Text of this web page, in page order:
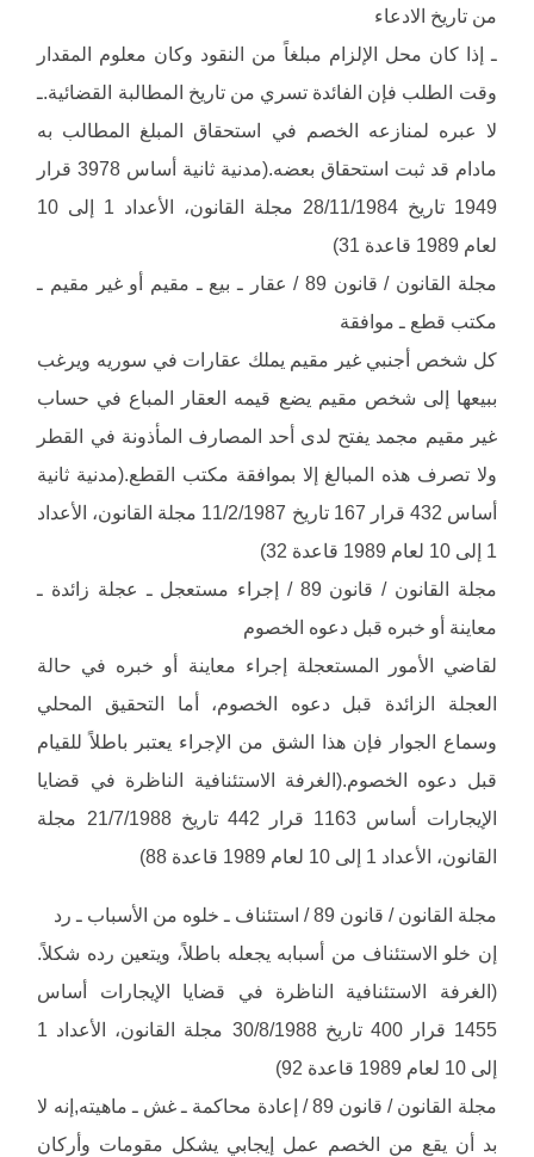
من تاريخ الادعاء
ـ إذا كان محل الإلزام مبلغاً من النقود وكان معلوم المقدار
وقت الطلب فإن الفائدة تسري من تاريخ المطالبة القضائية.ـ
لا عبره لمنازعه الخصم في استحقاق المبلغ المطالب به
مادام قد ثبت استحقاق بعضه.(مدنية ثانية أساس 3978 قرار
1949 تاريخ 28/11/1984 مجلة القانون، الأعداد 1 إلى 10
لعام 1989 قاعدة 31)
مجلة القانون / قانون 89 / عقار ـ بيع ـ مقيم أو غير مقيم ـ
مكتب قطع ـ موافقة
كل شخص أجنبي غير مقيم يملك عقارات في سوريه ويرغب
ببيعها إلى شخص مقيم يضع قيمه العقار المباع في حساب
غير مقيم مجمد يفتح لدى أحد المصارف المأذونة في القطر
ولا تصرف هذه المبالغ إلا بموافقة مكتب القطع.(مدنية ثانية
أساس 432 قرار 167 تاريخ 11/2/1987 مجلة القانون، الأعداد
1 إلى 10 لعام 1989 قاعدة 32)
مجلة القانون / قانون 89 / إجراء مستعجل ـ عجلة زائدة ـ
معاينة أو خبره قبل دعوه الخصوم
لقاضي الأمور المستعجلة إجراء معاينة أو خبره في حالة
العجلة الزائدة قبل دعوه الخصوم، أما التحقيق المحلي
وسماع الجوار فإن هذا الشق من الإجراء يعتبر باطلاً للقيام
قبل دعوه الخصوم.(الغرفة الاستئنافية الناظرة في قضايا
الإيجارات أساس 1163 قرار 442 تاريخ 21/7/1988 مجلة
القانون، الأعداد 1 إلى 10 لعام 1989 قاعدة 88)
مجلة القانون / قانون 89 / استئناف ـ خلوه من الأسباب ـ رد
إن خلو الاستئناف من أسبابه يجعله باطلاً، ويتعين رده شكلاً.
(الغرفة الاستئنافية الناظرة في قضايا الإيجارات أساس
1455 قرار 400 تاريخ 30/8/1988 مجلة القانون، الأعداد 1
إلى 10 لعام 1989 قاعدة 92)
مجلة القانون / قانون 89 / إعادة محاكمة ـ غش ـ ماهيته,إنه لا
بد أن يقع من الخصم عمل إيجابي يشكل مقومات وأركان